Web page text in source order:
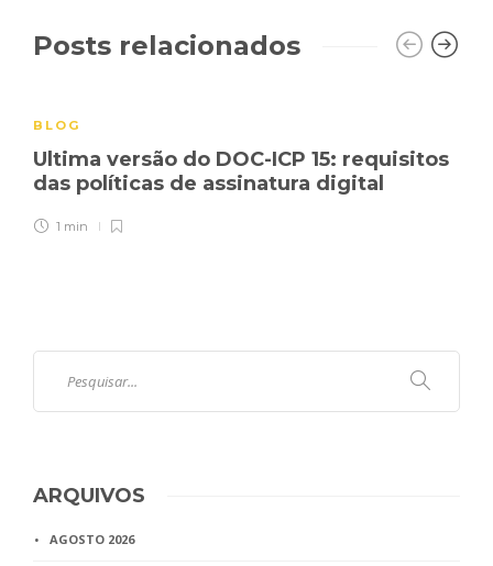
Posts relacionados
BLOG
Ultima versão do DOC-ICP 15: requisitos
das políticas de assinatura digital
1 min
ARQUIVOS
AGOSTO 2026